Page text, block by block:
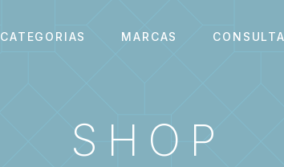
CATEGORIAS MARCAS
SHOP